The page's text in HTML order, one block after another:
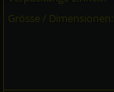
Grösse / Dimensionen: